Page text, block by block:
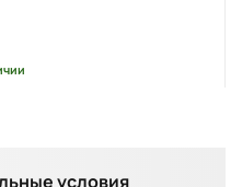
условия